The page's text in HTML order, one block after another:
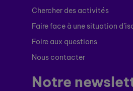
Chercher des activités
Faire face à une situation
Foire aux questions
Nous contacter
Notre